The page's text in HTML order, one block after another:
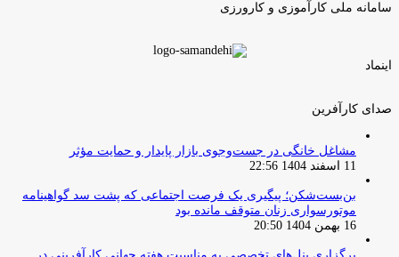
سامانه ملی کارآموزی و کارورزی
اینماد
صدای کارآفرین
مشاغل خانگی در جست‌وجوی بازار پایدار و حمایت مؤثر
11 اسفند 1404 22:56
بن‌بست‌شکن؛ پیگیری یک فرصت اجتماعی که پشت سد گواهینامه
موتورسواری زنان متوقف مانده بود
16 بهمن 1404 20:50